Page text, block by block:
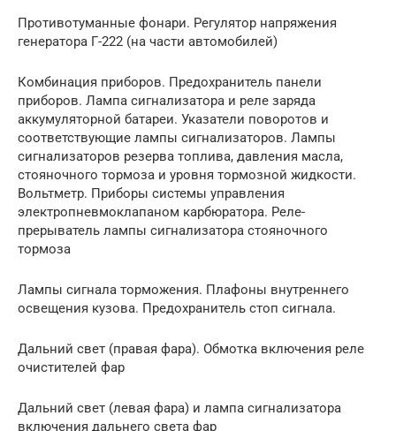
Противотуманные фонари. Регулятор напряжения
генератора Г-222 (на части автомобилей)
Комбинация приборов. Предохранитель панели
приборов. Лампа сигнализатора и реле заряда
аккумуляторной батареи. Указатели поворотов и
соответствующие лампы сигнализаторов. Лампы
сигнализаторов резерва топлива, давления масла,
стояночного тормоза и уровня тормозной жидкости.
Вольтметр. Приборы системы управления
электропневмоклапаном карбюратора. Реле-
прерыватель лампы сигнализатора стояночного
тормоза
Лампы сигнала торможения. Плафоны внутреннего
освещения кузова. Предохранитель стоп сигнала.
Дальний свет (правая фара). Обмотка включения реле
очистителей фар
Дальний свет (левая фара) и лампа сигнализатора
включения дальнего света фар